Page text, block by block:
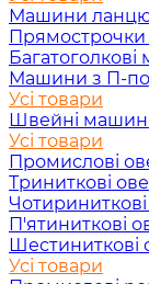
Машини
Прямострочки
Машини з П-
Усі товари
Швейні
Усі товари
Промислові
Триниткові
П'ятиниткові
Шестиниткові
Усі товари